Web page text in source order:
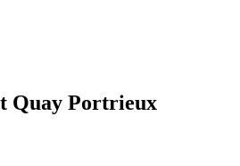
Quay Portrieux